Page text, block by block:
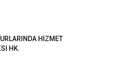
HİZMET
HK.